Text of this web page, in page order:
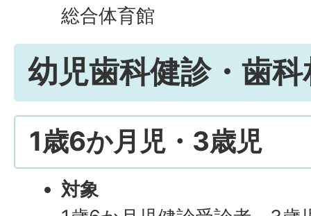
総合体育館
幼児歯科健診・歯科
1歳6か月児・3歳児
対象